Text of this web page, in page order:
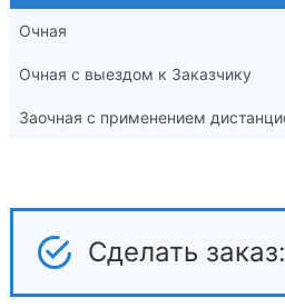
Очная
Очная с выездом к Заказчику
Заочная с применением
Сделать заказ: